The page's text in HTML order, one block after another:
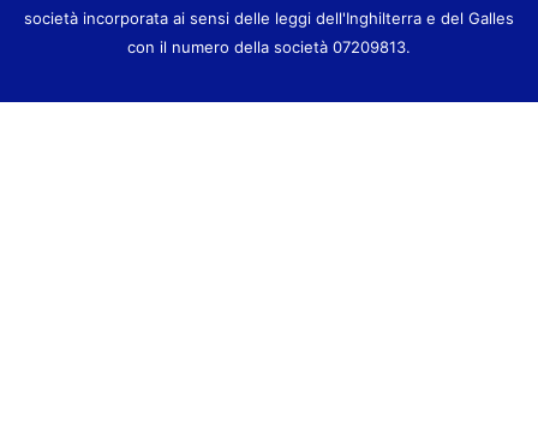
società incorporata ai sensi delle leggi dell'Inghilterra e del Galles
con il numero della società 07209813.